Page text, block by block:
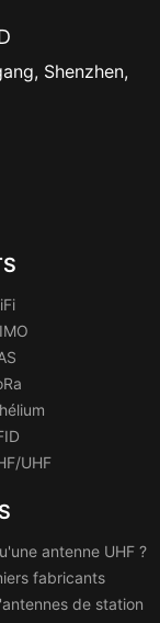
Shenzhen,
UHF
antenne UHF ?
fabricants
de station